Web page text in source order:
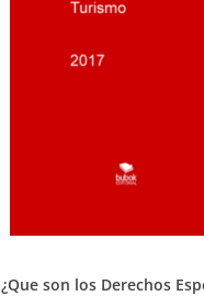
¿Que son los Derechos